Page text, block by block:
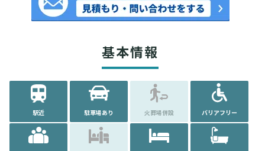
基本情報
駅近 駐車場あり 火葬場併設 バリアフリー